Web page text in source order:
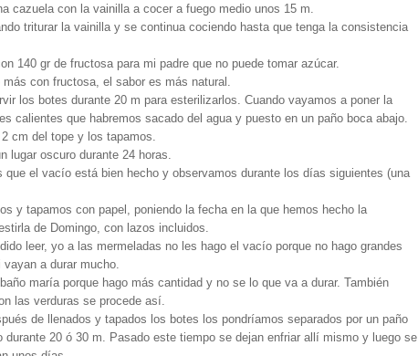
cazuela con la vainilla a cocer a fuego medio unos 15 m.
triturar la vainilla y se continua cociendo hasta que tenga la consistencia
140 gr de fructosa para mi padre que no puede tomar azúcar.
con fructosa, el sabor es más natural.
los botes durante 20 m para esterilizarlos. Cuando vayamos a poner la
calientes que habremos sacado del agua y puesto en un paño boca abajo.
cm del tope y los tapamos.
lugar oscuro durante 24 horas.
que el vacío está bien hecho y observamos durante los días siguientes (una
y tapamos con papel, poniendo la fecha en la que hemos hecho la
de Domingo, con lazos incluidos.
leer, yo a las mermeladas no les hago el vacío porque no hago grandes
a durar mucho.
maría porque hago más cantidad y no se lo que va a durar. También
las verduras se procede así.
de llenados y tapados los botes los pondríamos separados por un paño
durante 20 ó 30 m. Pasado este tiempo se dejan enfriar allí mismo y luego se